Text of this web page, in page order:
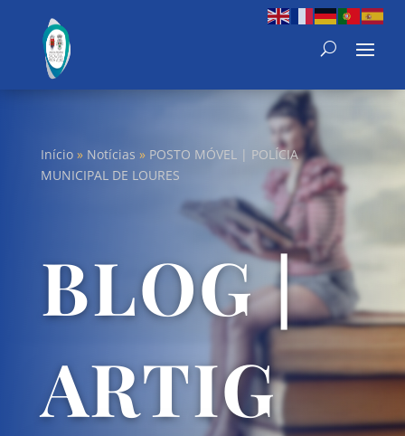
Início» Notícias » POSTO MÓVEL | POLÍCIA
MUNICIPAL DE LOURES
BLOG |
ARTIG